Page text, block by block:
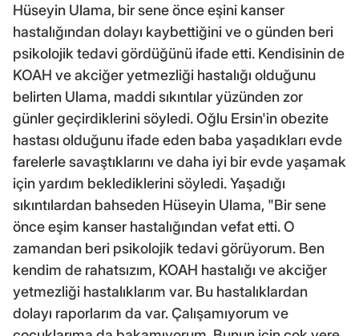
Hüseyin Ulama, bir sene önce eşini kanser
hastalığından dolayı kaybettiğini ve o günden beri
psikolojik tedavi gördüğünü ifade etti. Kendisinin de
KOAH ve akciğer yetmezliği hastalığı olduğunu
belirten Ulama, maddi sıkıntılar yüzünden zor
günler geçirdiklerini söyledi. Oğlu Ersin'in obezite
hastası olduğunu ifade eden baba yaşadıkları evde
farelerle savaştıklarını ve daha iyi bir evde yaşamak
için yardım beklediklerini söyledi. Yaşadığı
sıkıntılardan bahseden Hüseyin Ulama, "Bir sene
önce eşim kanser hastalığından vefat etti. O
zamandan beri psikolojik tedavi görüyorum. Ben
kendim de rahatsızım, KOAH hastalığı ve akciğer
yetmezliği hastalıklarım var. Bu hastalıklardan
dolayı raporlarım da var. Çalışamıyorum ve